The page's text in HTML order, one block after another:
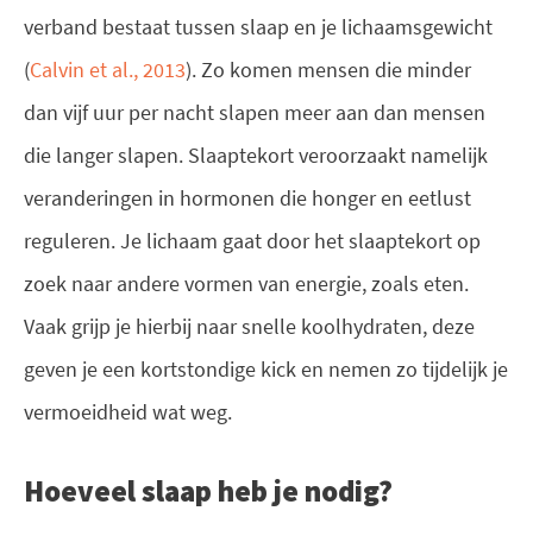
verband bestaat tussen slaap en je lichaamsgewicht
(Calvin et al., 2013). Zo komen mensen die minder
dan vijf uur per nacht slapen meer aan dan mensen
die langer slapen. Slaaptekort veroorzaakt namelijk
veranderingen in hormonen die honger en eetlust
reguleren. Je lichaam gaat door het slaaptekort op
zoek naar andere vormen van energie, zoals eten.
Vaak grijp je hierbij naar snelle koolhydraten, deze
geven je een kortstondige kick en nemen zo tijdelijk je
vermoeidheid wat weg.
Hoeveel slaap heb je nodig?